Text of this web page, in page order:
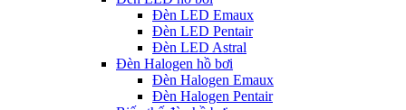
Đèn LED Emaux
Đèn LED Pentair
Đèn LED Astral
Đèn Halogen hồ bơi
Đèn Halogen Emaux
Đèn Halogen Pentair